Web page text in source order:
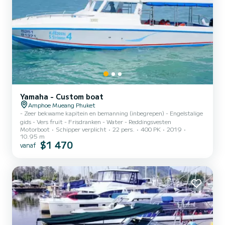
Yamaha - Custom boat
Amphoe Mueang Phuket
- Zeer bekwame kapitein en bemanning (inbegrepen) - Engelstalige
gids - Vers fruit - Frisdranken - Water - Reddingsvesten
Motorboot
Schipper verplicht 22 pers. 400 PK
2019
10.95 m
vanaf $1 470